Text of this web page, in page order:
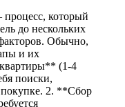
который
до нескольких
Обычно,
и их
(1-4
поиски,
2. **Сбор